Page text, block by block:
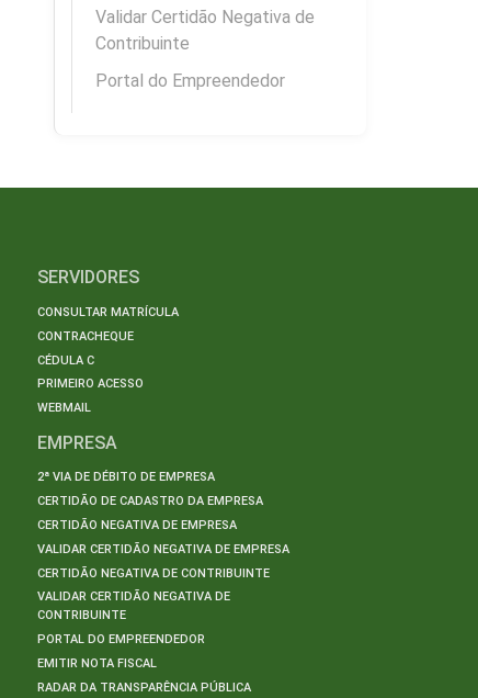
Validar Certidão Negativa de
Contribuinte
Portal do Empreendedor
SERVIDORES
CONSULTAR MATRÍCULA
CONTRACHEQUE
CÉDULA C
PRIMEIRO ACESSO
WEBMAIL
EMPRESA
2ª VIA DE DÉBITO DE EMPRESA
CERTIDÃO DE CADASTRO DA EMPRESA
CERTIDÃO NEGATIVA DE EMPRESA
VALIDAR CERTIDÃO NEGATIVA DE EMPRESA
CERTIDÃO NEGATIVA DE CONTRIBUINTE
VALIDAR CERTIDÃO NEGATIVA DE
CONTRIBUINTE
PORTAL DO EMPREENDEDOR
EMITIR NOTA FISCAL
RADAR DA TRANSPARÊNCIA PÚBLICA